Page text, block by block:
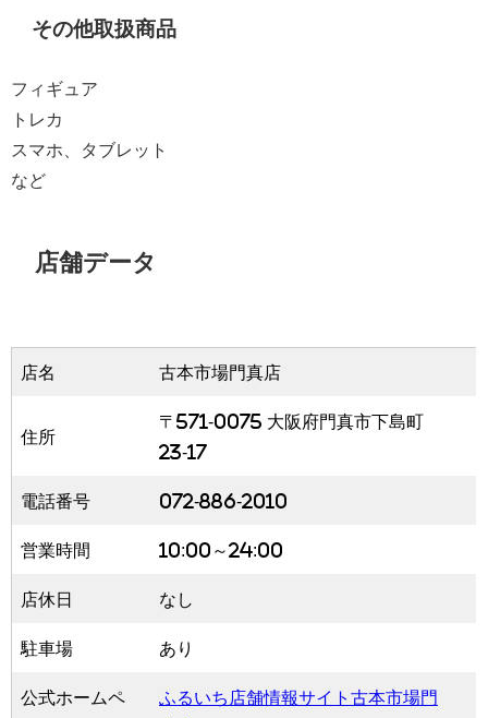
その他取扱商品
フィギュア
トレカ
スマホ、タブレット
など
店舗データ
店名 古本市場門真店
住所
〒571-0075 大阪府門真市下島町
23-17
電話番号 072-886-2010
営業時間 10:00～24:00
店休日 なし
駐車場 あり
公式ホームペ
ふるいち店舗情報サイト古本市場門